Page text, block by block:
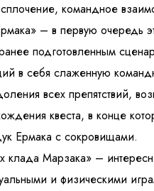
командное
– в первую очередь
подготовленным
в себя слаженную
всех препятствий,
квеста, в конце
Ермака с сокровищами.
клада Марзака» –
и физическими